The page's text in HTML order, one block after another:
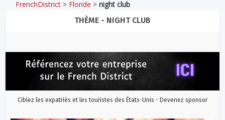
FrenchDistrict > Floride >night club
THÈME - NIGHT CLUB
Ciblez les expatriés et les touristes des États-Unis - Devenez sponsor